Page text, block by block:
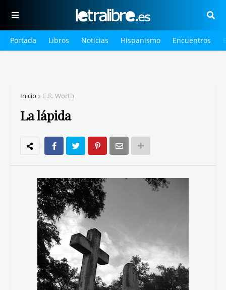
Portada Libros Noticias Hispanismo Encuentros
Inicio C.R. Worth
La lápida